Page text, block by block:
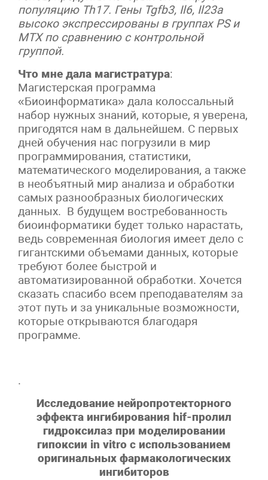
популяцию Th17. Гены Tgfb3, Il6, Il23a
высоко экспрессированы в группах PS и
MTX по сравнению с контрольной
группой.
Что мне дала магистратура:
Магистерская программа
«Биоинформатика» дала колоссальный
набор нужных знаний, которые, я уверена,
пригодятся нам в дальнейшем. С первых
дней обучения нас погрузили в мир
программирования, статистики,
математического моделирования, а также
в необъятный мир анализа и обработки
самых разнообразных биологических
данных. В будущем востребованность
биоинформатики будет только нарастать,
ведь современная биология имеет дело с
гигантскими объемами данных, которые
требуют более быстрой и
автоматизированной обработки. Хочется
сказать спасибо всем преподавателям за
этот путь и за уникальные возможности,
которые открываются благодаря
программе.
.
Исследование нейропротекторного
эффекта ингибирования hif-пролил
гидроксилаз при моделировании
гипоксии in vitro с использованием
оригинальных фармакологических
ингибиторов